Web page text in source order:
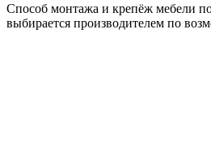
Способ монтажа и крепёж мебели
выбирается производителем по